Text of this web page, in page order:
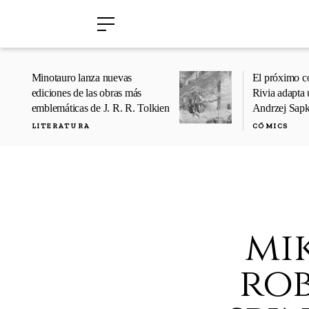
Minotauro lanza nuevas
ediciones de las obras más
emblemáticas de J. R. R. Tolkien
LITERATURA
El próximo
Rivia adapta
Andrzej
CÓMICS
›